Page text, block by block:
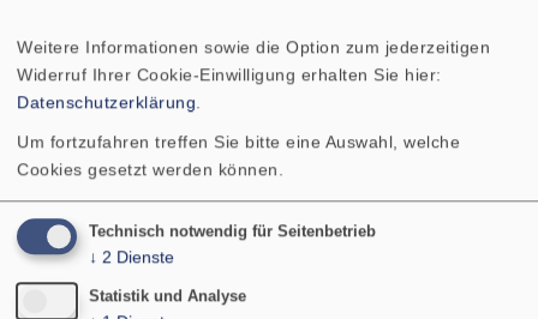
GITTER 10 R/134 (schwarz/chrom)
GITTER 10 R/134 OL GITTER 10 RS
GITTER 13 R/162 GITTER 13 RS
GITTER 16 R/177
Weitere Informationen sowie die Option zum jederzeitigen
Widerruf Ihrer Cookie-Einwilligung erhalten Sie hier:
Datenschutzerklärung.
Um fortzufahren treffen Sie bitte eine Auswahl, welche
Cookies gesetzt werden können.
Technisch notwendig für Seitenbetrieb
↓ 2 Dienste
Statistik und Analyse